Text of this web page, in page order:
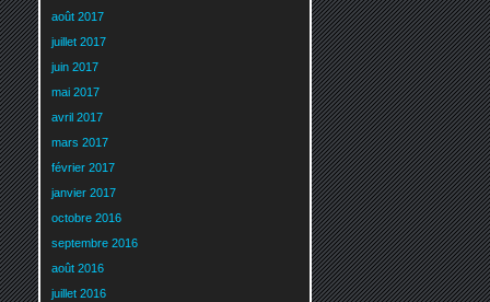
août 2017
juillet 2017
juin 2017
mai 2017
avril 2017
mars 2017
février 2017
janvier 2017
octobre 2016
septembre 2016
août 2016
juillet 2016